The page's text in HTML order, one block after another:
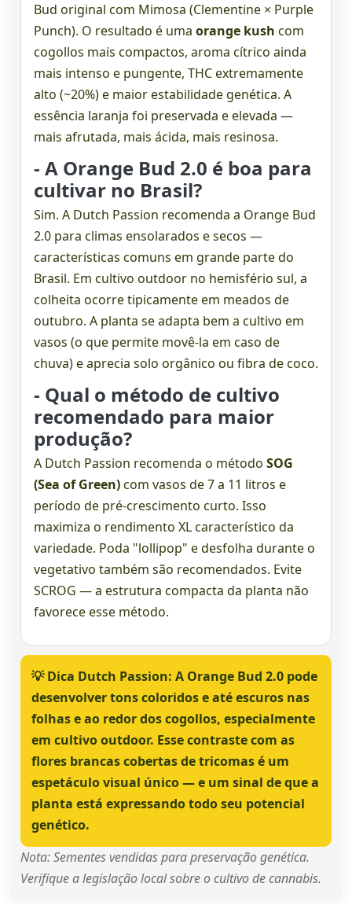
Bud original com Mimosa (Clementine × Purple
Punch). O resultado é uma orange kush com
cogollos mais compactos, aroma cítrico ainda
mais intenso e pungente, THC extremamente
alto (~20%) e maior estabilidade genética. A
essência laranja foi preservada e elevada —
mais afrutada, mais ácida, mais resinosa.
- A Orange Bud 2.0 é boa para
cultivar no Brasil?
Sim. A Dutch Passion recomenda a Orange Bud
2.0 para climas ensolarados e secos —
características comuns em grande parte do
Brasil. Em cultivo outdoor no hemisfério sul, a
colheita ocorre tipicamente em meados de
outubro. A planta se adapta bem a cultivo em
vasos (o que permite movê-la em caso de
chuva) e aprecia solo orgânico ou fibra de coco.
- Qual o método de cultivo
recomendado para maior
produção?
A Dutch Passion recomenda o método SOG
(Sea of Green)com vasos de 7 a 11 litros e
período de pré-crescimento curto. Isso
maximiza o rendimento XL característico da
variedade. Poda "lollipop" e desfolha durante o
vegetativo também são recomendados. Evite
SCROG — a estrutura compacta da planta não
favorece esse método.
💡Dica Dutch Passion: A Orange Bud 2.0 pode
desenvolver tons coloridos e até escuros nas
folhas e ao redor dos cogollos, especialmente
em cultivo outdoor. Esse contraste com as
flores brancas cobertas de tricomas é um
espetáculo visual único — e um sinal de que a
planta está expressando todo seu potencial
genético.
Nota: Sementes vendidas para preservação genética.
Verifique a legislação local sobre o cultivo de cannabis.